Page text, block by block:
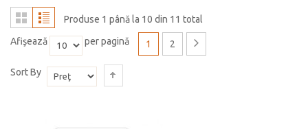
Produse 1 până la 10 din 11 total
1 2
Afişează per pagină
Sort By